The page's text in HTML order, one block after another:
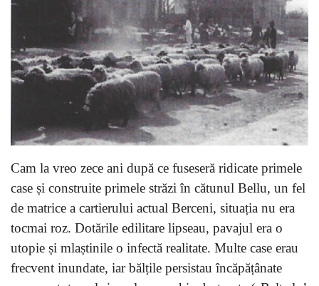
Cam la vreo zece ani după ce fuseseră ridicate primele
case și construite primele străzi în cătunul Bellu, un fel
de matrice a cartierului actual Berceni, situația nu era
tocmai roz. Dotările edilitare lipseau, pavajul era o
utopie și mlaștinile o infectă realitate. Multe case erau
frecvent inundate, iar bălțile persistau încăpățânate